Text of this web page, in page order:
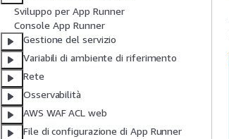
Sviluppo per App Runner
Console App Runner
Gestione del servizio
Variabili di ambiente di riferimento
Rete
Osservabilità
AWS WAF ACL web
File di configurazione di App Runner